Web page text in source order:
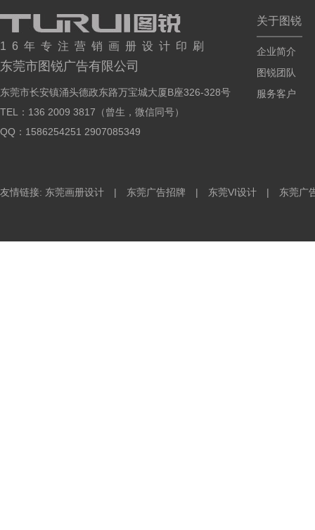
16年专注营销画册设计印刷
东莞市图锐广告有限公司
东莞市长安镇涌头德政东路万宝城大厦B座326-328号
TEL：136 2009 3817（曾生，微信同号）
QQ：1586254251 2907085349
关于图锐
企业简介
图锐团队
服务客户
友情链接: 东莞画册设计 | 东莞广告招牌 | 东莞VI设计 | 东莞